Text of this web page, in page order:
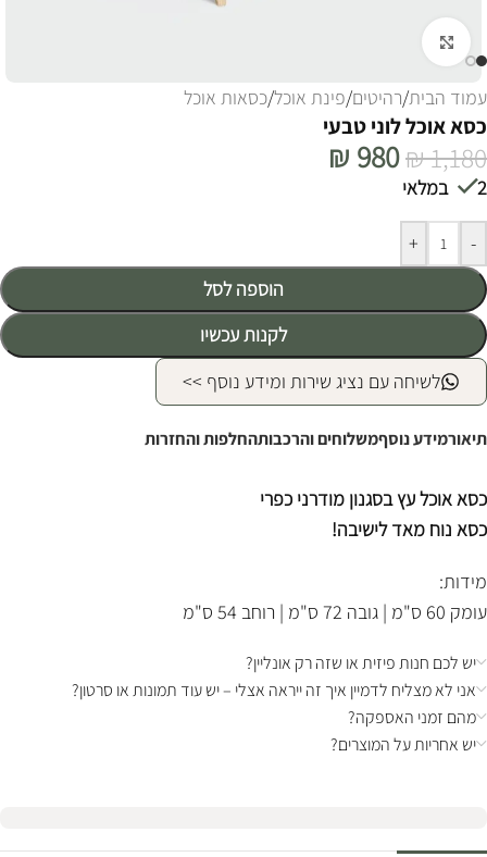
לחצו להגדלה
עמוד הבית/רהיטים/פינת אוכל/כסאות אוכל
כסא אוכל לוני טבעי
₪1,180
₪ 980
2 במלאי
-
+
הוספה לסל
לקנות עכשיו
Alternative:
לשיחה עם נציג שירות ומידע נוסף >>
תיאורמידע נוסףמשלוחים והרכבותהחלפות והחזרות
כסא אוכל עץ בסגנון מודרני כפרי
כסא נוח מאד לישיבה!
מידות:
עומק 60 ס"מ | גובה 72 ס"מ | רוחב 54 ס"מ
יש לכם חנות פיזית או שזה רק אונליין?
אני לא מצליח לדמיין איך זה ייראה אצלי – יש עוד תמונות או סרטון?
מהם זמני האספקה?
יש אחריות על המוצרים?